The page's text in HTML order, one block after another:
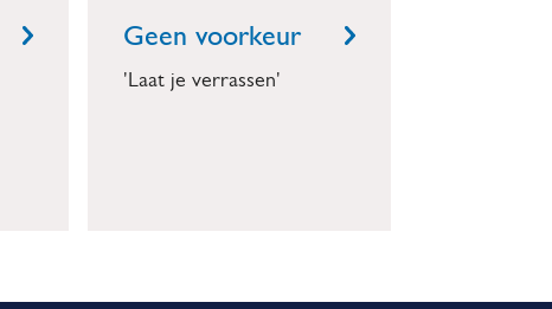
Geen voorkeur
'Laat je verrassen'